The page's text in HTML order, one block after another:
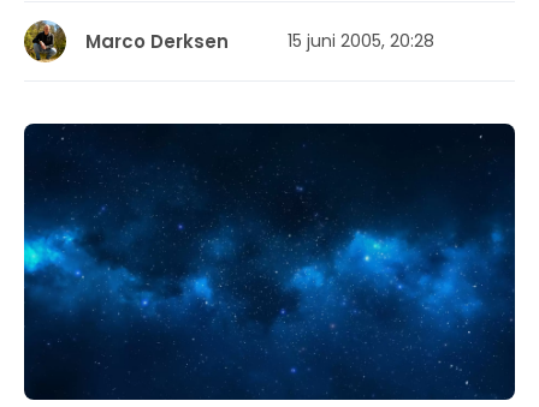
Marco Derksen 15 juni 2005, 20:28